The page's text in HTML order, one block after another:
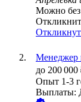
Можно
Менеджер
до 200 000
Опыт 1-3
Выплаты: